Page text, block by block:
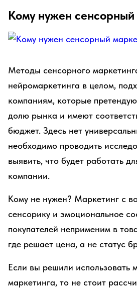
Кому нужен
Методы сенсорного
нейромаркетинга в целом,
компаниям, которые
долю рынка и имеют
бюджет. Здесь нет
необходимо проводить
выявить, что будет работать
компании.
Кому не нужен? Маркетинг с
сенсорику и эмоциональное
покупателей неприменим в
где решает цена, а не статус
Если вы решили использовать
маркетинга, то не стоит